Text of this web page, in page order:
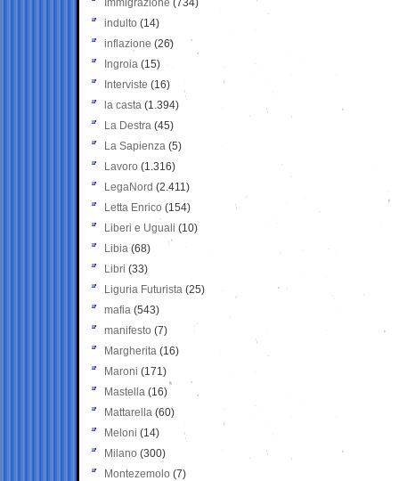
Immigrazione (734)
indulto (14)
inflazione (26)
Ingroia (15)
Interviste (16)
la casta (1.394)
La Destra (45)
La Sapienza (5)
Lavoro (1.316)
LegaNord (2.411)
Letta Enrico (154)
Liberi e Uguali (10)
Libia (68)
Libri (33)
Liguria Futurista (25)
mafia (543)
manifesto (7)
Margherita (16)
Maroni (171)
Mastella (16)
Mattarella (60)
Meloni (14)
Milano (300)
Montezemolo (7)